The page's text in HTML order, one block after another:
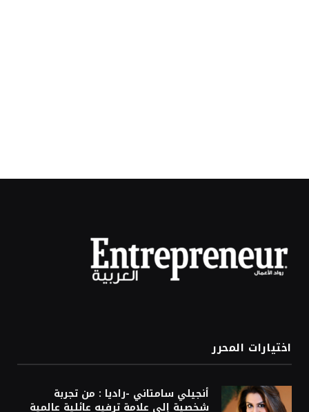
اختيارات المحرر
أنجيلي سامتاني -راديا : من تجربة
شخصية إلى علامة ترفيه عائلية عالمية